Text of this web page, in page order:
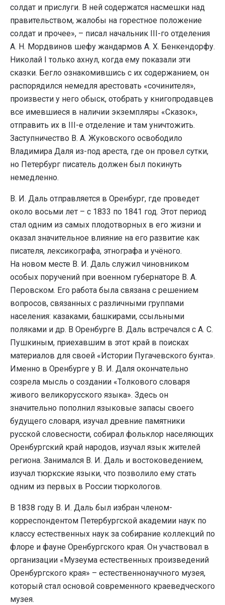
солдат и прислуги. В ней содержатся насмешки над
правительством, жалобы на горестное положение
солдат и прочее», – писал начальник III-го отделения
А. Н. Мордвинов шефу жандармов А. Х. Бенкендорфу.
Николай I только ахнул, когда ему показали эти
сказки. Бегло ознакомившись с их содержанием, он
распорядился немедля арестовать «сочинителя»,
произвести у него обыск, отобрать у книгопродавцев
все имевшиеся в наличии экземпляры «Сказок»,
отправить их в III-е отделение и там уничтожить.
Заступничество В. А. Жуковского освободило
Владимира Даля из-под ареста, где он провел сутки,
но Петербург писатель должен был покинуть
немедленно.
В. И. Даль отправляется в Оренбург, где проведет
около восьми лет – с 1833 по 1841 год. Этот период
стал одним из самых плодотворных в его жизни и
оказал значительное влияние на его развитие как
писателя, лексикографа, этнографа и учёного.
На новом месте В. И. Даль служил чиновником
особых поручений при военном губернаторе В. А.
Перовском. Его работа была связана с решением
вопросов, связанных с различными группами
населения: казаками, башкирами, ссыльными
поляками и др. В Оренбурге В. Даль встречался с А. С.
Пушкиным, приехавшим в этот край в поисках
материалов для своей «Истории Пугачевского бунта».
Именно в Оренбурге у В. И. Даля окончательно
созрела мысль о создании «Толкового словаря
живого великорусского языка». Здесь он
значительно пополнил языковые запасы своего
будущего словаря, изучал древние памятники
русской словесности, собирал фольклор населяющих
Оренбургский край народов, изучал язык жителей
региона. Занимался В. И. Даль и востоковедением,
изучал тюркские языки, что позволило ему стать
одним из первых в России тюркологов.
В 1838 году В. И. Даль был избран членом-
корреспондентом Петербургской академии наук по
классу естественных наук за собирание коллекций по
флоре и фауне Оренбургского края. Он участвовал в
организации «Музеума естественных произведений
Оренбургского края» – естественнонаучного музея,
который стал основой современного краеведческого
музея.